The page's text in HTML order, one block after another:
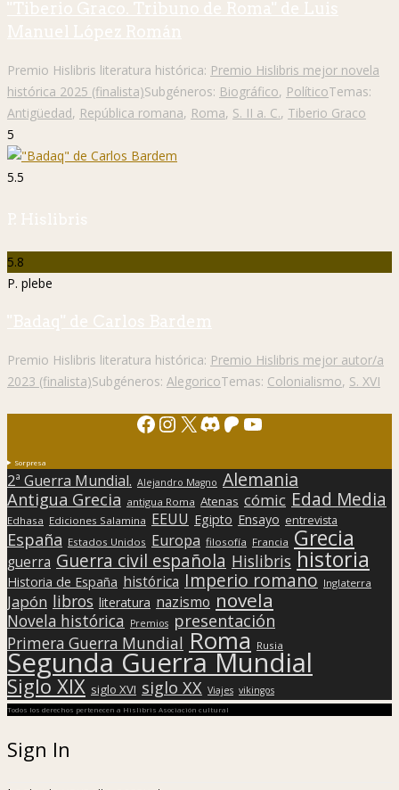
"Tiberio Graco. Tribuno de Roma" de Luis
Manuel López Román
Premio Hislibris literatura histórica: Premio Hislibris mejor novela
histórica 2025 (finalista)Subgéneros: Biográfico, PolíticoTemas:
Antigüedad, República romana, Roma, S. II a. C., Tiberio Graco
5
5.5
P. Hislibris
5.8
P. plebe
"Badaq" de Carlos Bardem
Premio Hislibris literatura histórica: Premio Hislibris mejor autor/a
2023 (finalista)Subgéneros: AlegoricoTemas: Colonialismo, S. XVI
Facebook
Instagram
X Discord
Patreon
YouTube
Sorpresa
2ª Guerra Mundial. Alejandro Magno Alemania
Antigua Grecia antigua Roma Atenas cómic Edad Media
Edhasa Ediciones Salamina EEUU Egipto Ensayo entrevista
España Estados Unidos Europa filosofía Francia Grecia
guerra Guerra civil española Hislibris historia
Historia de España histórica Imperio romano Inglaterra
Japón libros literatura nazismo novela
Novela histórica Premios presentación
Primera Guerra Mundial Roma Rusia
Segunda Guerra Mundial
Siglo XIX siglo XVI siglo XX Viajes vikingos
Todos los derechos pertenecen a Hislibris Asociación cultural
Sign In